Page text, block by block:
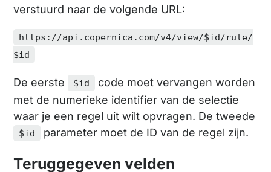
verstuurd naar de volgende URL:
https://api.copernica.com/v4/view/$id/rule/
$id
De eerste $id
code moet vervangen worden
met de numerieke identifier van de selectie
waar je een regel uit wilt opvragen. De tweede
$id parameter moet de ID van de regel zijn.
Teruggegeven velden